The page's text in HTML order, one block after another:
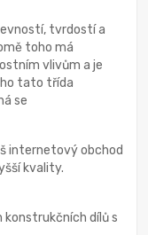
tvrdostí a
toho má
vlivům a je
tato třída
se
internetový obchod
kvality.
konstrukčních dílů s